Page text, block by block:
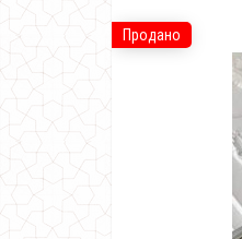
Продано